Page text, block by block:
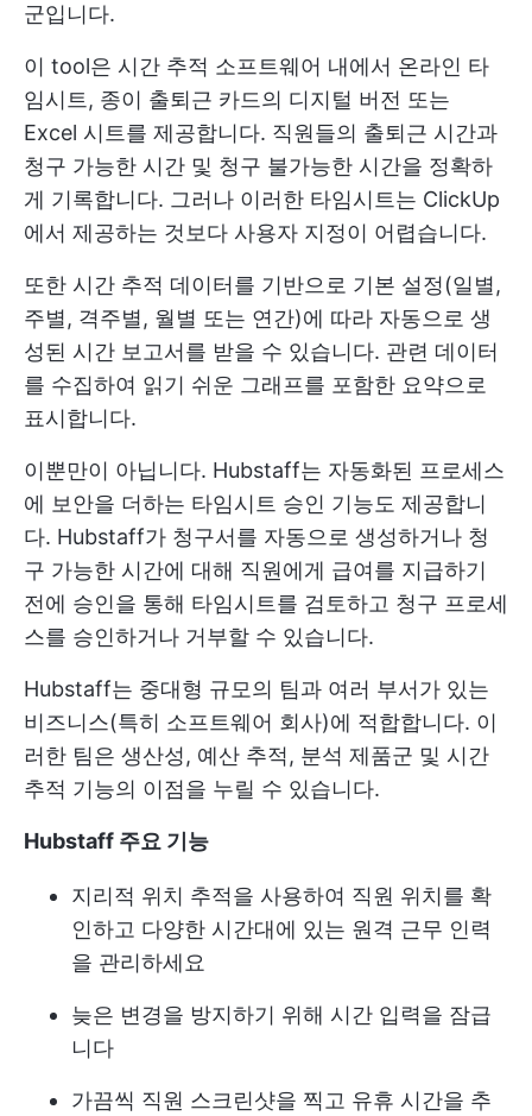
군입니다.
이 tool은 시간 추적 소프트웨어 내에서 온라인 타
임시트, 종이 출퇴근 카드의 디지털 버전 또는
Excel 시트를 제공합니다. 직원들의 출퇴근 시간과
청구 가능한 시간 및 청구 불가능한 시간을 정확하
게 기록합니다. 그러나 이러한 타임시트는 ClickUp
에서 제공하는 것보다 사용자 지정이 어렵습니다.
또한 시간 추적 데이터를 기반으로 기본 설정(일별,
주별, 격주별, 월별 또는 연간)에 따라 자동으로 생
성된 시간 보고서를 받을 수 있습니다. 관련 데이터
를 수집하여 읽기 쉬운 그래프를 포함한 요약으로
표시합니다.
이뿐만이 아닙니다. Hubstaff는 자동화된 프로세스
에 보안을 더하는 타임시트 승인 기능도 제공합니
다. Hubstaff가 청구서를 자동으로 생성하거나 청
구 가능한 시간에 대해 직원에게 급여를 지급하기
전에 승인을 통해 타임시트를 검토하고 청구 프로세
스를 승인하거나 거부할 수 있습니다.
Hubstaff는 중대형 규모의 팀과 여러 부서가 있는
비즈니스(특히 소프트웨어 회사)에 적합합니다. 이
러한 팀은 생산성, 예산 추적, 분석 제품군 및 시간
추적 기능의 이점을 누릴 수 있습니다.
Hubstaff 주요 기능
지리적 위치 추적을 사용하여 직원 위치를 확
인하고 다양한 시간대에 있는 원격 근무 인력
을 관리하세요
늦은 변경을 방지하기 위해 시간 입력을 잠급
니다
가끔씩 직원 스크린샷을 찍고 유휴 시간을 추